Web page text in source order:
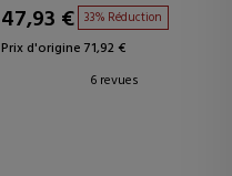
47,93 € 33% Réduction
Prix d'origine 71,92 €
6 revues